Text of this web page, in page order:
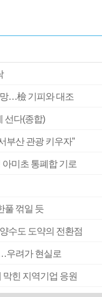
망…檢 기피와 대조
선다(종합)
부산 관광 키우자”
미초 통폐합 기로
풀 꺾일 듯
수도 도약의 전환점
우려가 현실로
힌 지역기업 응원